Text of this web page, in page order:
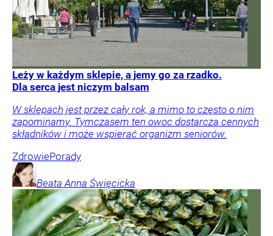
Leży w każdym sklepie, a jemy go za rzadko.
Dla serca jest niczym balsam
W sklepach jest przez cały rok, a mimo to często o nim
zapominamy. Tymczasem ten owoc dostarcza cennych
składników i może wspierać organizm seniorów.
ZdrowiePorady
Beata Anna Święcicka